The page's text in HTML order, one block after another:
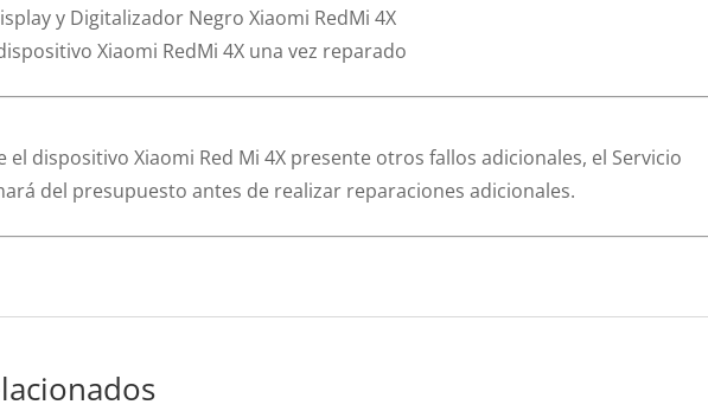
y Digitalizador Negro Xiaomi RedMi 4X
Xiaomi RedMi 4X una vez reparado
el dispositivo Xiaomi Red Mi 4X presente otros fallos adicionales, el Servicio
del presupuesto antes de realizar reparaciones adicionales.